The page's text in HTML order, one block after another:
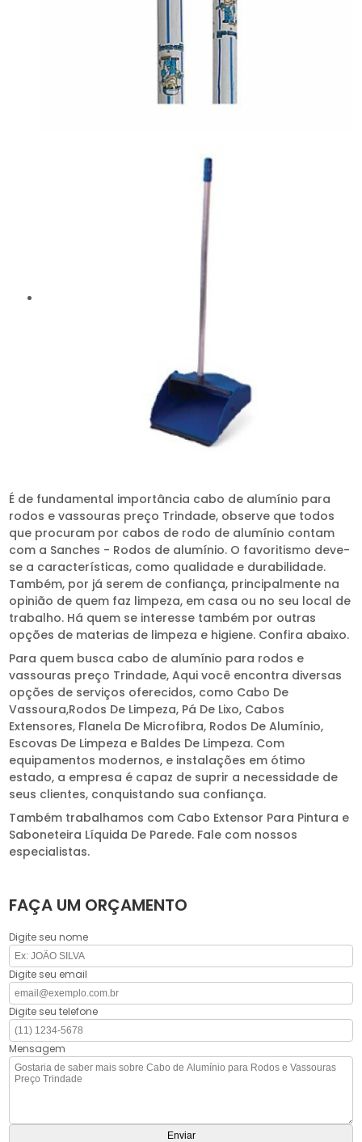
É de fundamental importância cabo de alumínio para
rodos e vassouras preço Trindade, observe que todos
que procuram por cabos de rodo de alumínio contam
com a Sanches - Rodos de alumínio. O favoritismo deve-
se a características, como qualidade e durabilidade.
Também, por já serem de confiança, principalmente na
opinião de quem faz limpeza, em casa ou no seu local de
trabalho. Há quem se interesse também por outras
opções de materias de limpeza e higiene. Confira abaixo.
Para quem busca cabo de alumínio para rodos e
vassouras preço Trindade, Aqui você encontra diversas
opções de serviços oferecidos, como Cabo De
Vassoura,Rodos De Limpeza, Pá De Lixo, Cabos
Extensores, Flanela De Microfibra, Rodos De Alumínio,
Escovas De Limpeza e Baldes De Limpeza. Com
equipamentos modernos, e instalações em ótimo
estado, a empresa é capaz de suprir a necessidade de
seus clientes, conquistando sua confiança.
Também trabalhamos com Cabo Extensor Para Pintura e
Saboneteira Líquida De Parede. Fale com nossos
especialistas.
FAÇA UM ORÇAMENTO
Digite seu nome
Digite seu email
Digite seu telefone
Mensagem